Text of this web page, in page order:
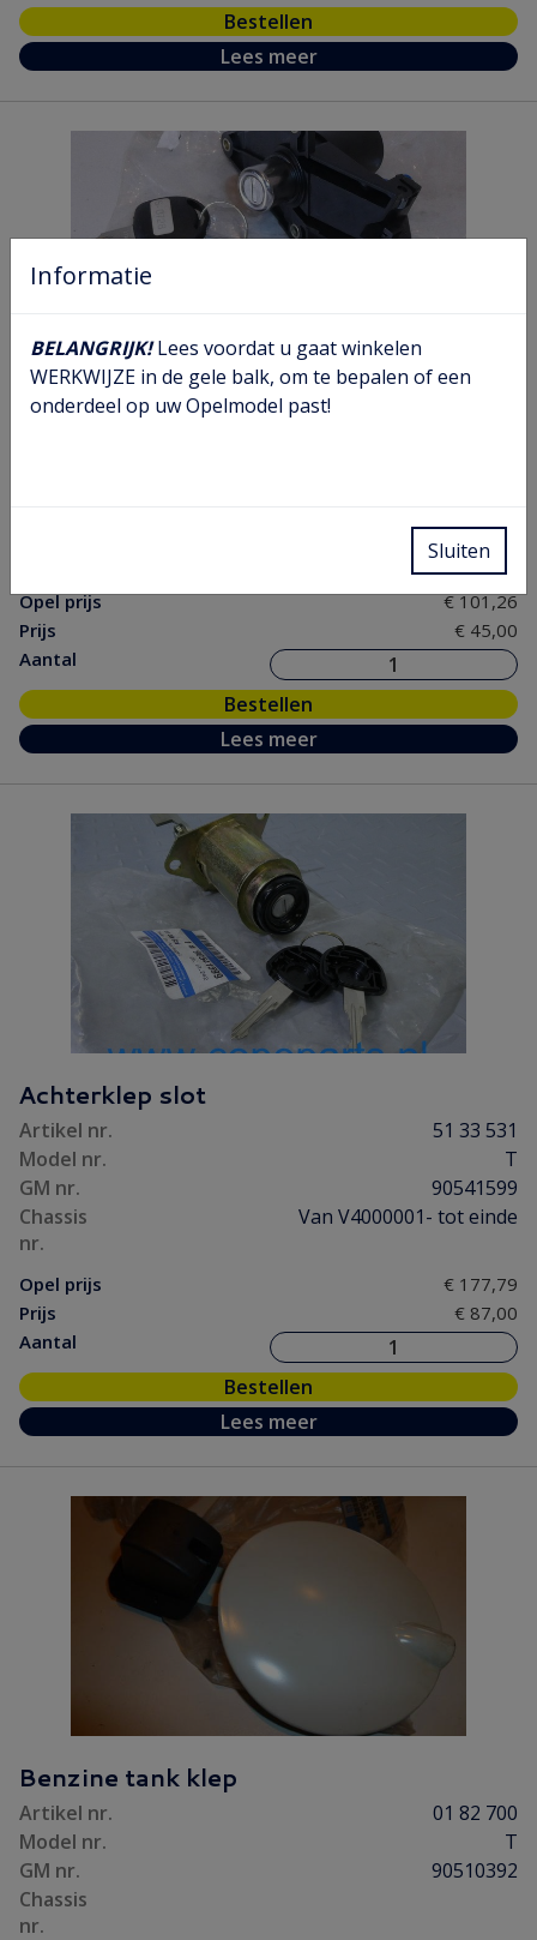
Bestellen
Lees meer
Achterklep slot
Van V30-, V40-, V60- tot einde
Opel prijs
€ 101,26
Prijs
€ 45,00
Aantal
Bestellen
Lees meer
Achterklep slot
Artikel nr.
51 33 531
Model nr.
T
GM nr.
90541599
Chassis
nr.
Van V4000001- tot einde
Opel prijs
€ 177,79
Prijs
€ 87,00
Aantal
Bestellen
Lees meer
Benzine tank klep
Artikel nr.
01 82 700
Model nr.
T
GM nr.
90510392
Chassis
nr.
Informatie
BELANGRIJK!Lees voordat u gaat winkelen
WERKWIJZE in de gele balk, om te bepalen of een
onderdeel op uw Opelmodel past!
Sluiten